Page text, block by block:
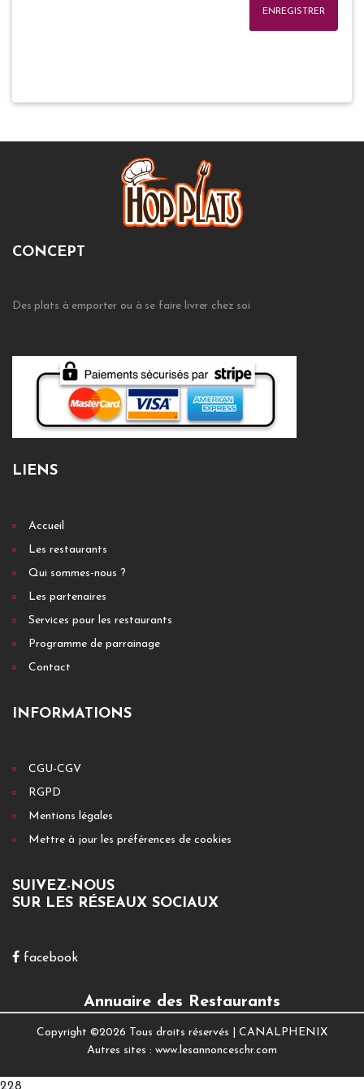
ENREGISTRER
CONCEPT
Des plats à emporter ou à se faire livrer chez soi
LIENS
Accueil
Les restaurants
Qui sommes-nous ?
Les partenaires
Services pour les restaurants
Programme de parrainage
Contact
INFORMATIONS
CGU-CGV
RGPD
Mentions légales
Mettre à jour les préférences de cookies
SUIVEZ-NOUS
SUR LES RÉSEAUX SOCIAUX
facebook
Annuaire des Restaurants
Copyright ©2026 Tous droits réservés | CANALPHENIX
Autres sites : www.lesannonceschr.com
228